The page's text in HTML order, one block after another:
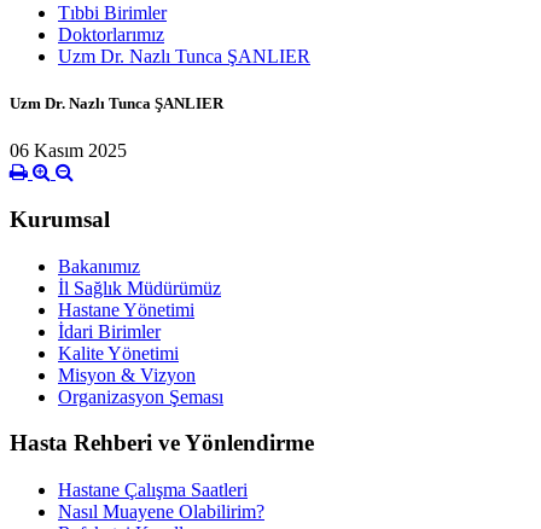
Tıbbi Birimler
Doktorlarımız
Uzm Dr. Nazlı Tunca ŞANLIER
Uzm Dr. Nazlı Tunca ŞANLIER
06 Kasım 2025
Kurumsal
Bakanımız
İl Sağlık Müdürümüz
Hastane Yönetimi
İdari Birimler
Kalite Yönetimi
Misyon & Vizyon
Organizasyon Şeması
Hasta Rehberi ve Yönlendirme
Hastane Çalışma Saatleri
Nasıl Muayene Olabilirim?